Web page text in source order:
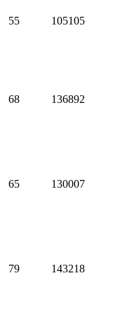
55 105105
68 136892
65 130007
79 143218